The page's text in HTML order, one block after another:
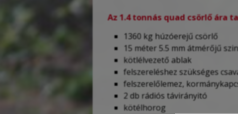
Az 1.4 tonnás quad csörlő ára
1360 kg húzóerejű csörlő
15 méter 5.5 mm átmérőjű
kötlélvezető ablak
felszereléshez szükséges
felszerelőlemez,
2 db rádiós távirányitó
kötélhorog